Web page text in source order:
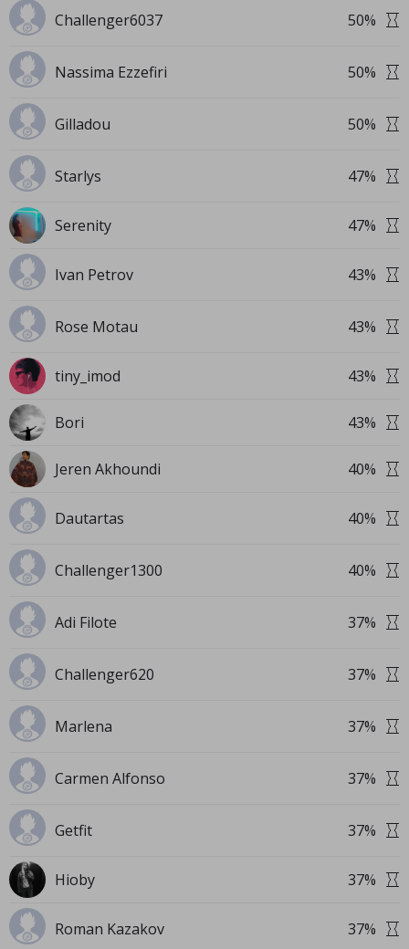
Challenger6037 50%
Nassima Ezzefiri 50%
Gilladou 50%
Starlys 47%
Serenity 47%
Ivan Petrov 43%
Rose Motau 43%
tiny_imod 43%
Bori 43%
Jeren Akhoundi 40%
Dautartas 40%
Challenger1300 40%
Adi Filote 37%
Challenger620 37%
Marlena 37%
Carmen Alfonso 37%
Getfit 37%
Hioby 37%
Roman Kazakov 37%